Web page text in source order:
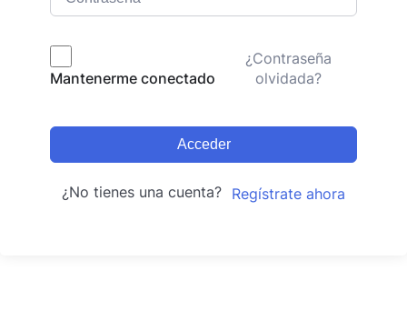
Mantenerme conectado
¿Contraseña
olvidada?
Acceder
¿No tienes una cuenta? Regístrate ahora